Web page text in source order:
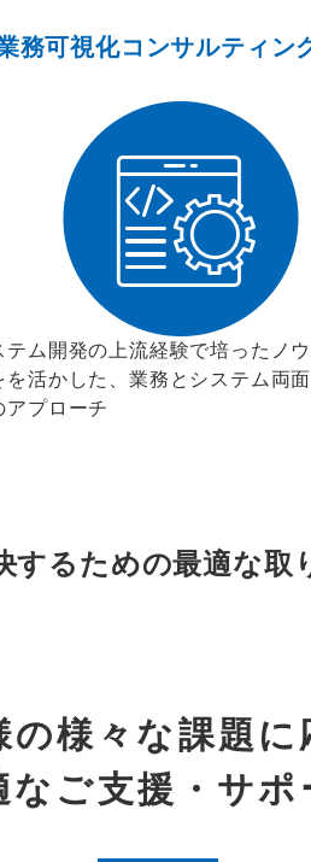
務可視化コンサルティン
テム開発の上流経験で培ったノ
を活かした、業務とシステム両
アプローチ
するための最適な取
の様々な課題に
なご支援・サポ